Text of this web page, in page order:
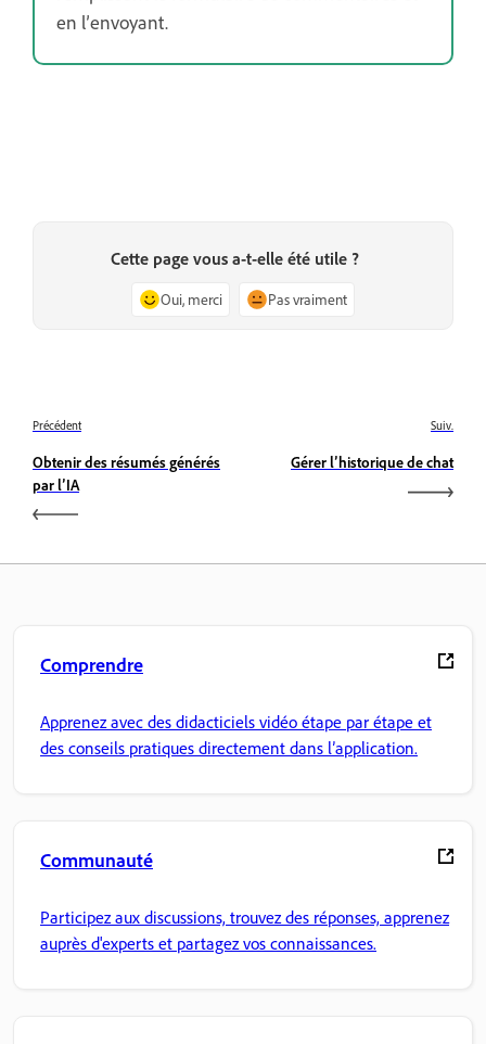
en l’envoyant.
Cette page vous a-t-elle été utile ?
Oui, merci Pas vraiment
Précédent
Obtenir des résumés générés
par l’IA
Suiv.
Gérer l’historique de chat
Comprendre
Apprenez avec des didacticiels vidéo étape par étape et
des conseils pratiques directement dans l’application.
Communauté
Participez aux discussions, trouvez des réponses, apprenez
auprès d'experts et partagez vos connaissances.